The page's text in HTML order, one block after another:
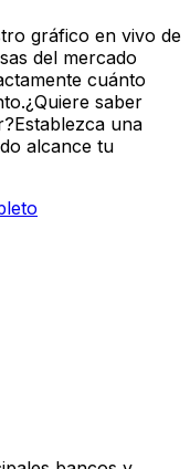
gráfico en vivo de
del mercado
cuánto
saber
una
alcance tu